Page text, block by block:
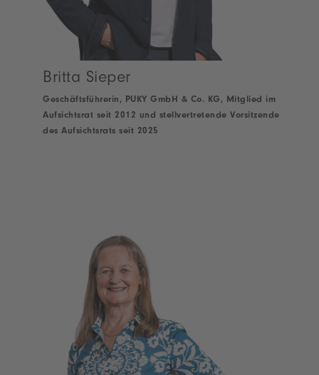
Britta Sieper
Geschäftsführerin, PUKY GmbH & Co. KG, Mitglied im
Aufsichtsrat seit 2012 und stellvertretende Vorsitzende
des Aufsichtsrats seit 2025